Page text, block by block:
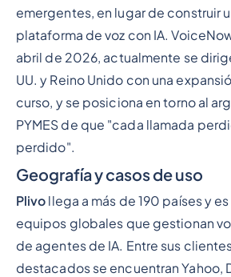
emergentes, en lugar de construir
plataforma de voz con IA.
abril de 2026, actualmente se
UU. y Reino Unido con una
curso, y se posiciona en torno al
PYMES de que "cada llamada
perdido".
Geografía y casos de uso
Plivo llega a más de 190 países y
equipos globales que gestionan
de agentes de IA. Entre sus
destacados se encuentran Yahoo,